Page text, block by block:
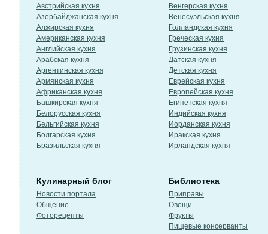
Австрийская кухня
Азербайджанская кухня
Алжирская кухня
Американская кухня
Английская кухня
Арабская кухня
Аргентинская кухня
Армянская кухня
Африканская кухня
Башкирская кухня
Белорусская кухня
Бельгийская кухня
Болгарская кухня
Бразильская кухня
Венгерская кухня
Венесуэльская кухня
Голландская кухня
Греческая кухня
Грузинская кухня
Датская кухня
Детская кухня
Еврейская кухня
Европейская кухня
Египетская кухня
Индийская кухня
Иорданская кухня
Иракская кухня
Ирландская кухня
Кулинарный блог
Новости портала
Общение
Фоторецепты
Библиотека
Приправы
Овощи
Фрукты
Пищевые консерванты